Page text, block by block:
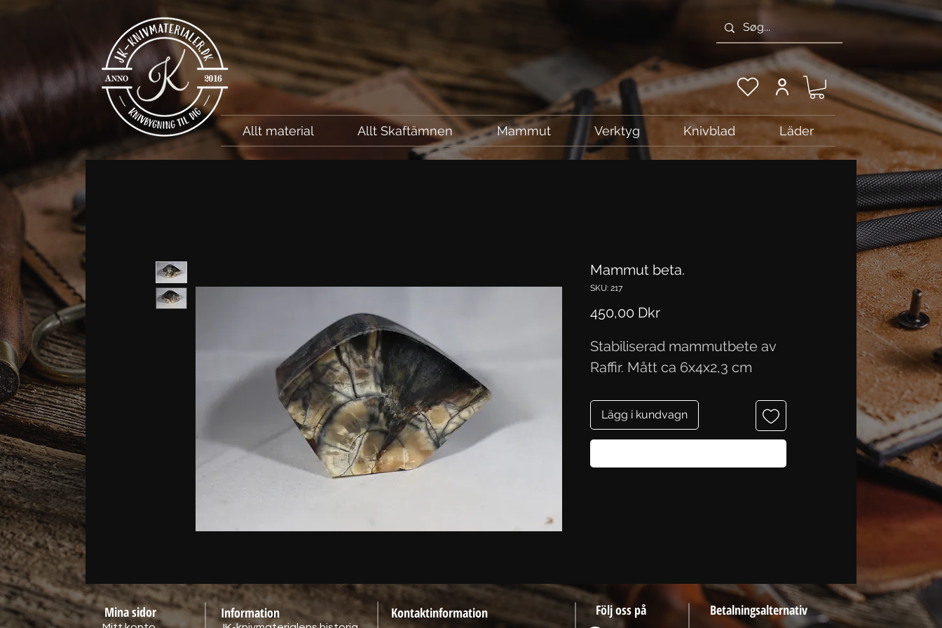
Allt material Allt Skaftämnen Mammut Verktyg Knivblad Läder
Mammut beta.
SKU: 217
450,00 DkrPris
Stabiliserad mammutbete av
Raffir. Mått ca 6x4x2,3 cm
Lägg i kundvagn
Mina sidor Information Kontaktinformation Följ oss på Betalningsalternativ